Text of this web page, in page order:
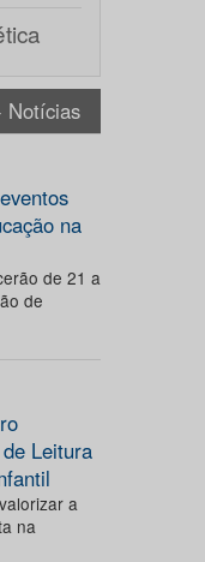
Notícias
na
de 21 a
de
Leitura
a
na